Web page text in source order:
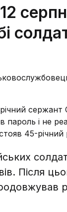
сержант
і не
45-
Після